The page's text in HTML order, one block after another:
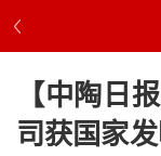
【中陶日
司获国家